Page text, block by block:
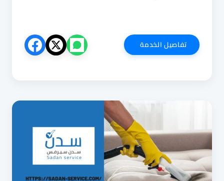
تفاصيل الخدمةشركة
تنظيف